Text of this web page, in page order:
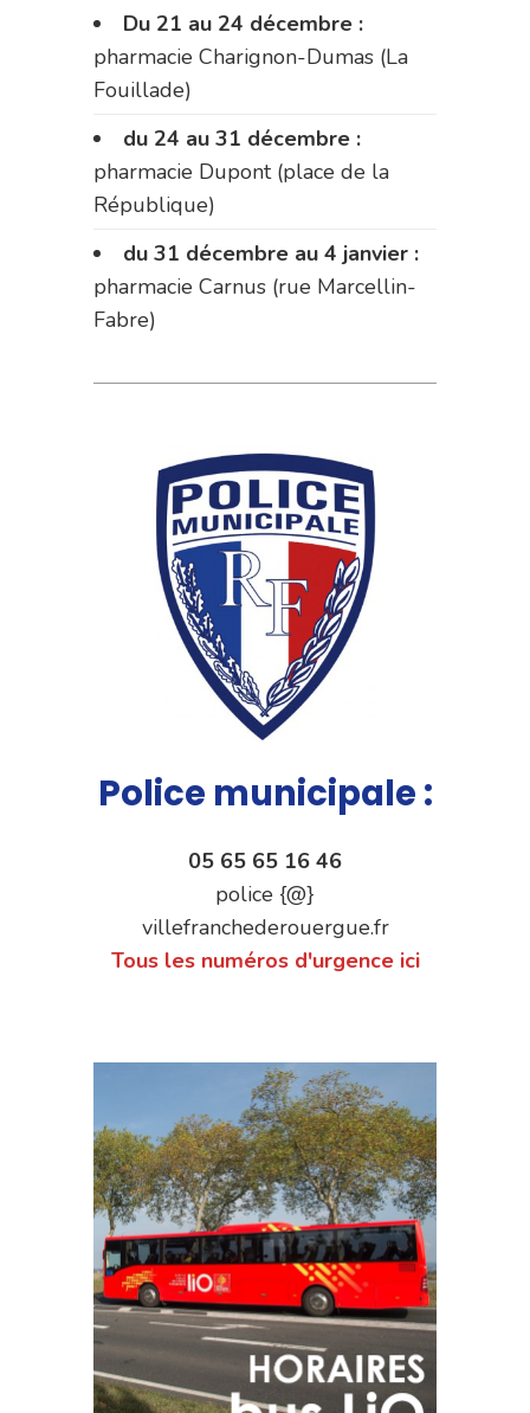
Du 21 au 24 décembre :
pharmacie Charignon-Dumas (La
Fouillade)
du 24 au 31 décembre :
pharmacie Dupont (place de la
République)
du 31 décembre au 4 janvier :
pharmacie Carnus (rue Marcellin-
Fabre)
Police municipale :
05 65 65 16 46
police {@}
villefranchederouergue.fr
Tous les numéros d'urgence ici